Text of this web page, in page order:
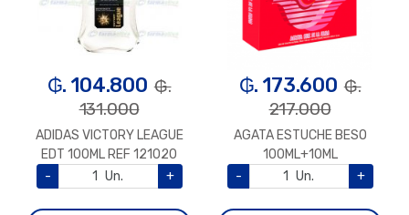
₲. 104.800 ₲.
131.000
ADIDAS VICTORY LEAGUE
EDT 100ML REF 121020
-
Un. +
₲. 173.600 ₲.
217.000
AGATA ESTUCHE BESO
100ML+10ML
-
Un. +